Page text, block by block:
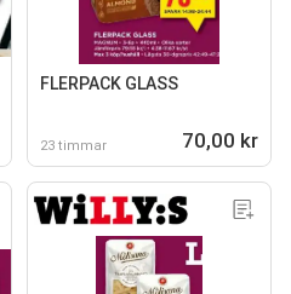
FLERPACK GLASS
23 timmar 70,00 kr